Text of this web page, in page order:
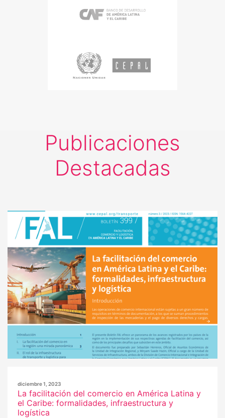
Publicaciones
Destacadas
diciembre 1, 2023
La facilitación del comercio en América Latina y
el Caribe: formalidades, infraestructura y
logística